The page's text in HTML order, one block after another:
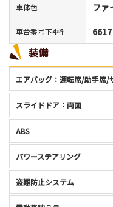
車体色 ファ
車台番号下4桁 6617
装備
エアバッグ：運転席/助手席/
スライドドア：両面
ABS
パワーステアリング
盗難防止システム